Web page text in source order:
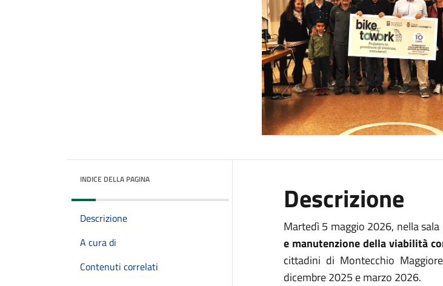
INDICE DELLA PAGINA
Descrizione
A cura di
Contenuti correlati
Descrizione
Martedì 5 maggio 2026, nella
e manutenzione della viabilità
cittadini di Montecchio
dicembre 2025 e marzo 2026.